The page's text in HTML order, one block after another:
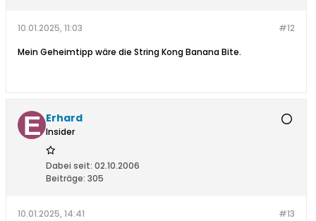
#12
10.01.2025, 11:03
Mein Geheimtipp wäre die String Kong Banana Bite.
Erhard
Insider
Dabei seit: 02.10.2006
Beiträge: 305
#13
10.01.2025, 14:41